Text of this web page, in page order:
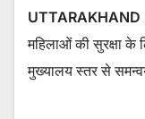
UTTARAKHAND
महिलाओं की सुरक्षा के
मुख्यालय स्तर से